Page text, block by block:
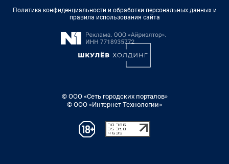
Политика конфиденциальности и обработки персональных данных и
правила использования сайта
© ООО «Сеть городских порталов»
© ООО «Интернет Технологии»